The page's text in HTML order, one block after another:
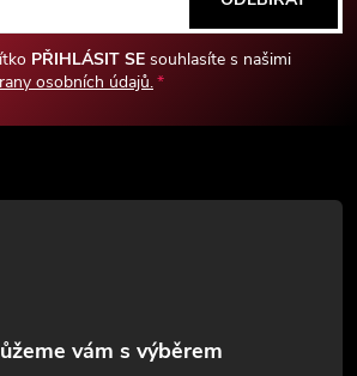
PŘIHLÁSIT SE souhlasíte s našimi
osobních údajů.